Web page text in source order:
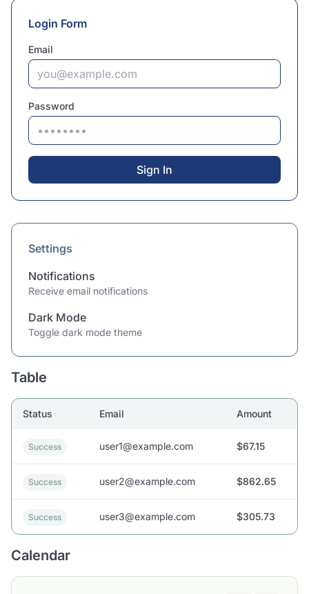
Login Form
Email
Password
Sign In
Settings
Notifications
Receive email notifications
Dark Mode
Toggle dark mode theme
Table
Status Email Amount
Success user1@example.com $67.15
Success user2@example.com $862.65
Success user3@example.com $305.73
Calendar